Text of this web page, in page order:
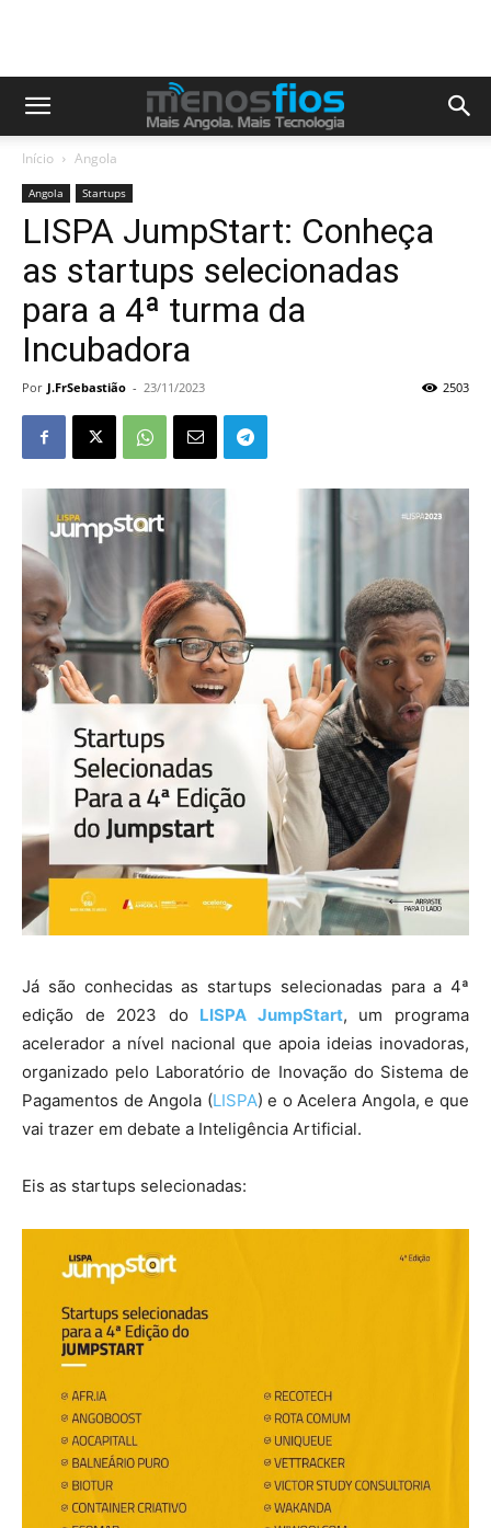
Início Angola
Angola Startups
LISPA JumpStart: Conheça
as startups selecionadas
para a 4ª turma da
Incubadora
Por J.FrSebastião - 23/11/2023 2503
Já são conhecidas as startups selecionadas para a 4ª
edição de 2023 do LISPA JumpStart, um programa
acelerador a nível nacional que apoia ideias inovadoras,
organizado pelo Laboratório de Inovação do Sistema de
Pagamentos de Angola (LISPA) e o Acelera Angola, e que
vai trazer em debate a Inteligência Artificial.
Eis as startups selecionadas: